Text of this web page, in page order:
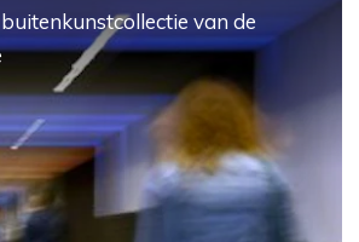
van de